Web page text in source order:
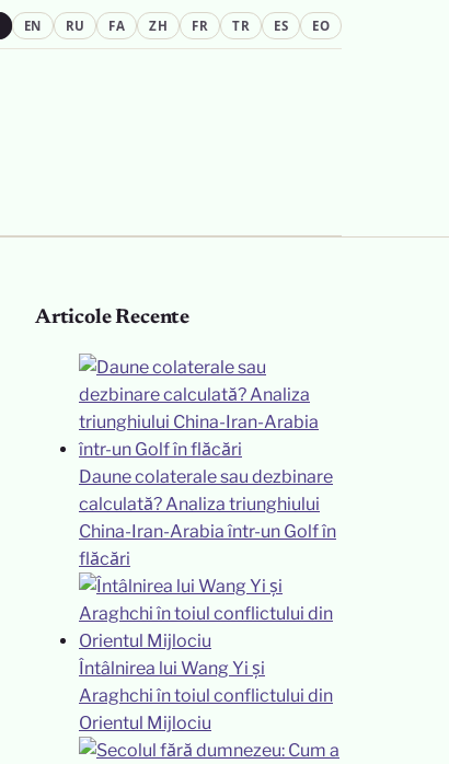
EN RU FA ZH FR TR ES EO
Articole Recente
Daune colaterale sau dezbinare
calculată? Analiza triunghiului
China-Iran-Arabia într-un Golf în
flăcări
Întâlnirea lui Wang Yi și
Araghchi în toiul conflictului din
Orientul Mijlociu